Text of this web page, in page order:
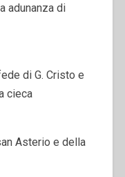
adunanza di
di G. Cristo e
cieca
Asterio e della